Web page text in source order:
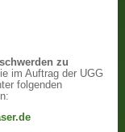
zu
im Auftrag der UGG
folgenden